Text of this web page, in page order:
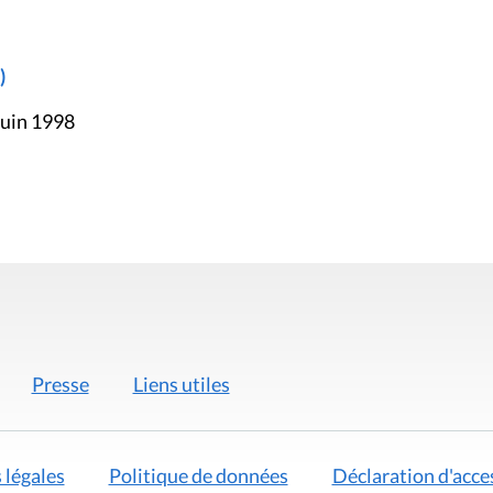
1998
Presse Liens utiles
Politique de données Déclaration